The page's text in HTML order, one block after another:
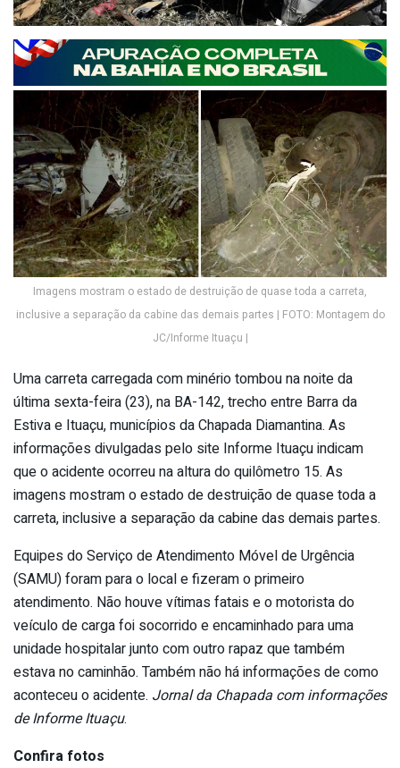
Imagens mostram o estado de destruição de quase toda a carreta,
inclusive a separação da cabine das demais partes | FOTO: Montagem do
JC/Informe Ituaçu |
Uma carreta carregada com minério tombou na noite da
última sexta-feira (23), na BA-142, trecho entre Barra da
Estiva e Ituaçu, municípios da Chapada Diamantina. As
informações divulgadas pelo site Informe Ituaçu indicam
que o acidente ocorreu na altura do quilômetro 15. As
imagens mostram o estado de destruição de quase toda a
carreta, inclusive a separação da cabine das demais partes.
Equipes do Serviço de Atendimento Móvel de Urgência
(SAMU) foram para o local e fizeram o primeiro
atendimento. Não houve vítimas fatais e o motorista do
veículo de carga foi socorrido e encaminhado para uma
unidade hospitalar junto com outro rapaz que também
estava no caminhão. Também não há informações de como
aconteceu o acidente. Jornal da Chapada com informações
de Informe Ituaçu.
Confira fotos